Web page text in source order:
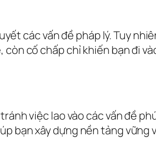
các vấn đề pháp lý. Tuy
cố chấp chỉ khiến bạn đi
việc lao vào các vấn đề
bạn xây dựng nền tảng vững